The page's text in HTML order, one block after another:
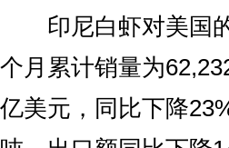
印尼白虾对美国的
个月累计销量为
亿美元，同比下降